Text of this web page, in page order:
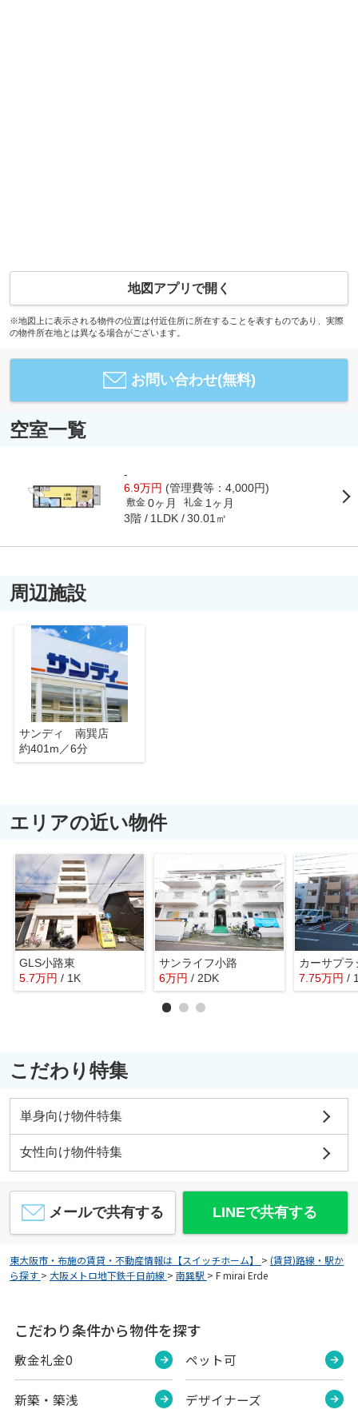
地図アプリで開く
※地図上に表示される物件の位置は付近住所に所在することを表すものであり、実際
の物件所在地とは異なる場合がございます。
お問い合わせ(無料)
空室一覧
-
6.9万円 (管理費等：4,000円)
敷金 0ヶ月 礼金 1ヶ月
3階 1LDK 30.01㎡
周辺施設
サンディ 南巽店
約401m／6分
エリアの近い物件
GLS小路東
5.7万円 / 1K
サンライフ小路
6万円 / 2DK
カーサプラ
7.75万円 /
こだわり特集
単身向け物件特集
女性向け物件特集
メールで共有する LINEで共有する
東大阪市・布施の賃貸・不動産情報は【スイッチホーム】 > (賃貸)路線・駅か
ら探す > 大阪メトロ地下鉄千日前線 > 南巽駅 > F mirai Erde
こだわり条件から物件を探す
敷金礼金0
新築・築浅
ペット可
デザイナーズ